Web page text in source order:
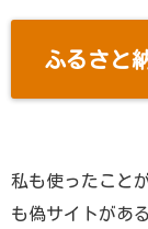
ふるさと
私も使ったこと
も偽サイトがあ